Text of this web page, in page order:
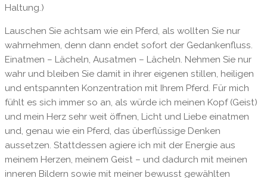
Haltung.)
Lauschen Sie achtsam wie ein Pferd, als wollten Sie nur
wahrnehmen, denn dann endet sofort der Gedankenfluss.
Einatmen – Lächeln, Ausatmen – Lächeln. Nehmen Sie nur
wahr und bleiben Sie damit in ihrer eigenen stillen, heiligen
und entspannten Konzentration mit Ihrem Pferd. Für mich
fühlt es sich immer so an, als würde ich meinen Kopf (Geist)
und mein Herz sehr weit öffnen, Licht und Liebe einatmen
und, genau wie ein Pferd, das überflüssige Denken
aussetzen. Stattdessen agiere ich mit der Energie aus
meinem Herzen, meinem Geist – und dadurch mit meinen
inneren Bildern sowie mit meiner bewusst gewählten